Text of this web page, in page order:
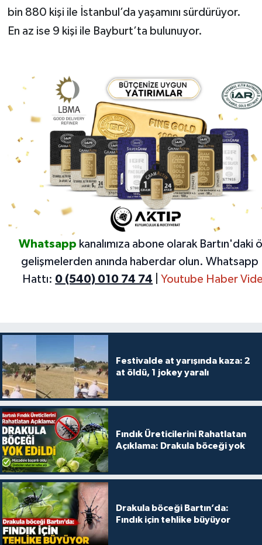
bin 880 kişi ile İstanbul’da yaşamını sürdürüyor.
En az ise 9 kişi ile Bayburt’ta bulunuyor.
Whatsapp kanalımıza abone olarak Bartın'daki
gelişmelerden anında haberdar olun. Whatsapp
Hattı: 0 (540) 010 74 74 Youtube Haber
Festivalde at yarışında kaza: 2
at öldü, 1 jokey yaralı
Fındık Üreticilerini Rahatlatan
Açıklama: Drakula böceği yok
Drakula böceği Bartın’da:
Fındık için tehlike büyüyor